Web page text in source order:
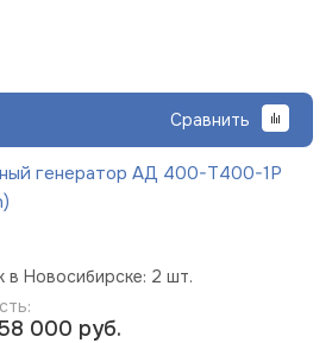
Сравнить
генератор АД 400-Т400-1Р
в Новосибирске: 2 шт.
000 руб.